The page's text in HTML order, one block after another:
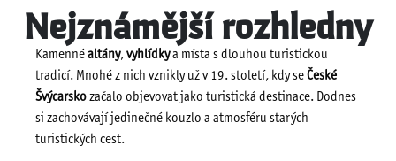
Nejznámější rozhledny
Kamenné altány, vyhlídkya místa s dlouhou turistickou
tradicí. Mnohé z nich vznikly už v 19. století, kdy se České
Švýcarsko začalo objevovat jako turistická destinace. Dodnes
si zachovávají jedinečné kouzlo a atmosféru starých
turistických cest.